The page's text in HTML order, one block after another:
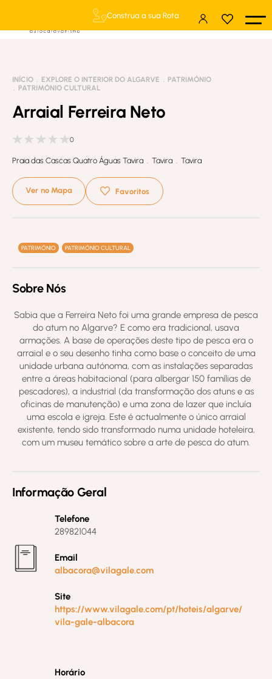
Construa a sua Rota
INÍCIO EXPLORE O INTERIOR DO ALGARVE
PATRIMÓNIO
PATRIMÓNIO CULTURAL
Arraial Ferreira Neto
0
Praia das Cascas Quatro Águas Tavira . Tavira . Tavira
Ver no Mapa Favoritos
PATRIMÓNIO PATRIMÓNIO CULTURAL
Sobre Nós
Sabia que a Ferreira Neto foi uma grande empresa de pesca
do atum no Algarve? E como era tradicional, usava
armações. A base de operações deste tipo de pesca era o
arraial e o seu desenho tinha como base o conceito de uma
unidade urbana autónoma, com as instalações separadas
entre a áreas habitacional (para albergar 150 famílias de
pescadores), a industrial (da transformação dos atuns e as
oficinas de manutenção) e uma zona de lazer que incluía
uma escola e igreja. Este é actualmente o único arraial
existente, tendo sido transformado numa unidade hoteleira,
com um museu temático sobre a arte de pesca do atum.
Informação Geral
Telefone
289821044
Email
albacora@vilagale.com
Site
https://www.vilagale.com/pt/hoteis/algarve/
vila-gale-albacora
Horário